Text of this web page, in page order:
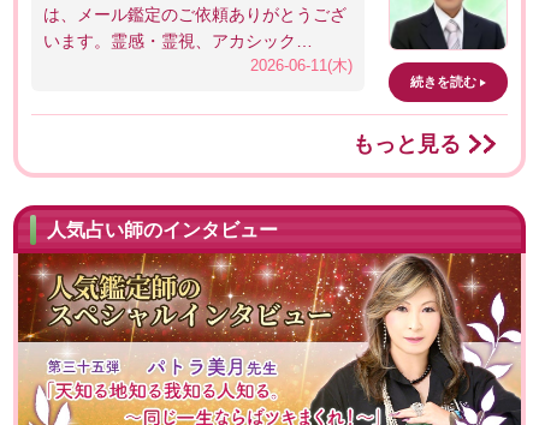
続きを読む
は、メール鑑定のご依頼ありがとうござ
います。霊感・霊視、アカシック…
2026-06-11(木)
もっと見る
人気占い師のインタビュー